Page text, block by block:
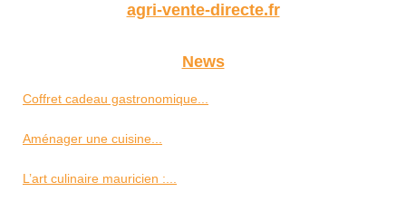
agri-vente-directe.fr
News
Coffret cadeau gastronomique...
Aménager une cuisine...
L’art culinaire mauricien :...